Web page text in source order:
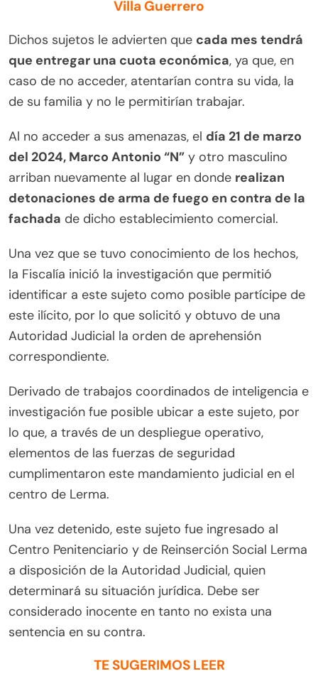
Villa Guerrero
Dichos sujetos le advierten que cada mes tendrá
que entregar una cuota económica, ya que, en
caso de no acceder, atentarían contra su vida, la
de su familia y no le permitirían trabajar.
Al no acceder a sus amenazas, el día 21 de marzo
del 2024, Marco Antonio “N” y otro masculino
arriban nuevamente al lugar en donde realizan
detonaciones de arma de fuego en contra de la
fachada de dicho establecimiento comercial.
Una vez que se tuvo conocimiento de los hechos,
la Fiscalía inició la investigación que permitió
identificar a este sujeto como posible partícipe de
este ilícito, por lo que solicitó y obtuvo de una
Autoridad Judicial la orden de aprehensión
correspondiente.
Derivado de trabajos coordinados de inteligencia e
investigación fue posible ubicar a este sujeto, por
lo que, a través de un despliegue operativo,
elementos de las fuerzas de seguridad
cumplimentaron este mandamiento judicial en el
centro de Lerma.
Una vez detenido, este sujeto fue ingresado al
Centro Penitenciario y de Reinserción Social Lerma
a disposición de la Autoridad Judicial, quien
determinará su situación jurídica. Debe ser
considerado inocente en tanto no exista una
sentencia en su contra.
TE SUGERIMOS LEER